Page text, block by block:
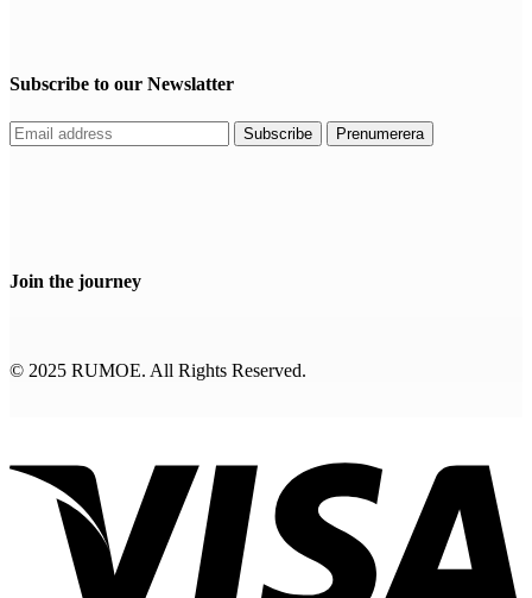
Subscribe to our Newslatter
Join the journey
© 2025 RUMOE. All Rights Reserved.